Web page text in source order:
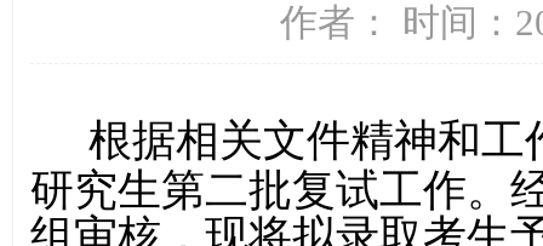
作者： 时间：
根据相关文件精神和
研究生第二批复试工作。
组审核，现将拟录取考生